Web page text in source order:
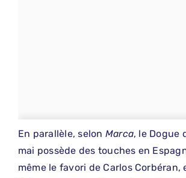
En parallèle, selon Marca, le Dogue
mai possède des touches en
même le favori de Carlos Corbéran,